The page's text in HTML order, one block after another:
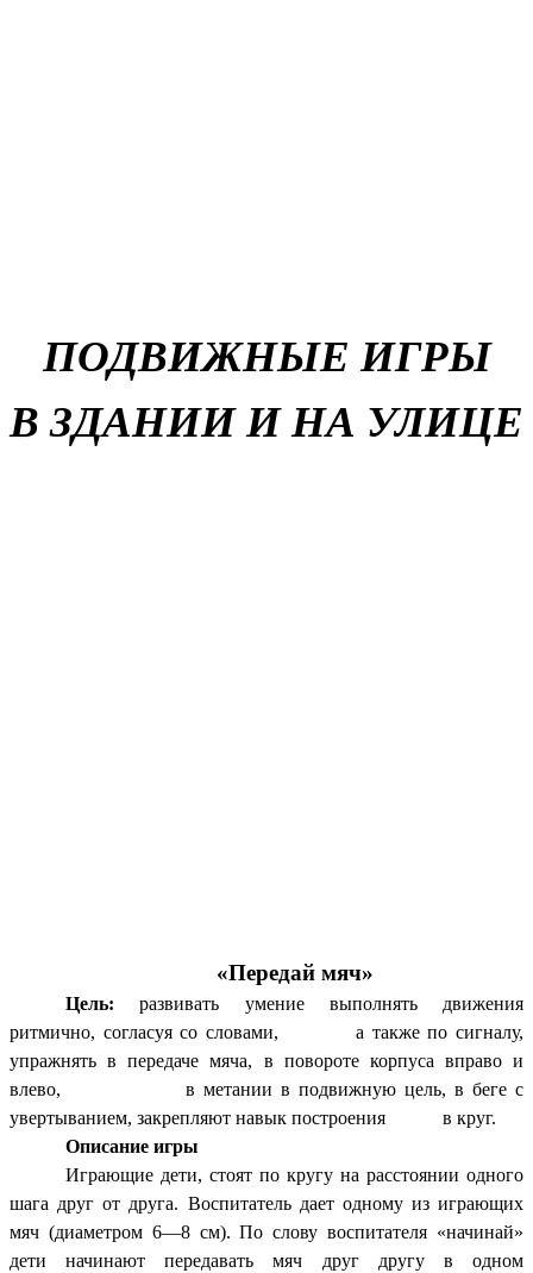
ПОДВИЖНЫЕ ИГРЫ
В ЗДАНИИ И НА УЛИЦЕ
«Передай мяч»
Цель: развивать умение выполнять движения
ритмично, согласуя со словами, а также по сигналу,
упражнять в передаче мяча, в повороте корпуса вправо и
влево, в метании в подвижную цель, в беге с
увертыванием, закрепляют навык построения в круг.
Описание игры
Играющие дети, стоят по кругу на расстоянии одного
шага друг от друга. Воспитатель дает одному из играющих
мяч (диаметром 6—8 см). По слову воспитателя «начинай»
дети начинают передавать мяч друг другу в одном